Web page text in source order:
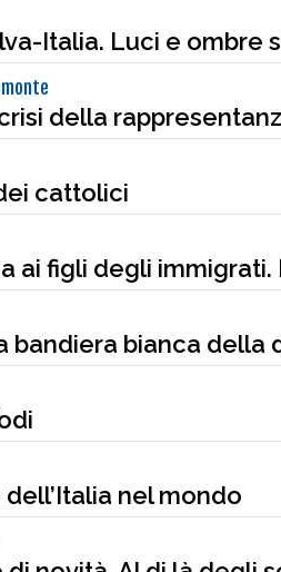
Italia. Luci e ombre
crisi della
cattolici
ai figli degli
bandiera bianca della
dell’Italia nel mondo